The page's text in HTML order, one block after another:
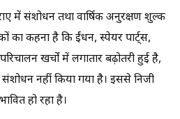
में संशोधन तथा वार्षिक अनुरक्षण शुल्क
का कहना है कि ईंधन, स्पेयर पार्ट्स,
खर्चों में लगातार बढ़ोतरी हुई है,
संशोधन नहीं किया गया है। इससे निजी
हो रहा है।